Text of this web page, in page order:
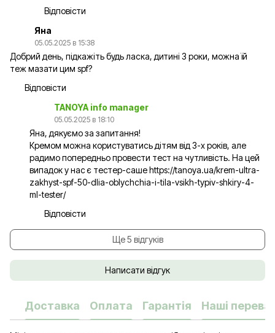
Відповісти
Яна
05.05.2025 в 15:38
Добрий день, підкажіть будь ласка, дитині 3 роки, можна їй
теж мазати цим spf?
Відповісти
TANOYA info manager
05.05.2025 в 18:10
Яна, дякуємо за запитання!
Кремом можна користуватись дітям від 3-х років, але
радимо попередньо провести тест на чутливість. На цей
випадок у нас є тестер-сашеhttps://tanoya.ua/krem-ultra-
zakhyst-spf-50-dlia-oblychchia-i-tila-vsikh-typiv-shkiry-4-
ml-tester/
Відповісти
Ще 5 відгуків
Написати відгук
Доставка Оплата Гарантія Наші